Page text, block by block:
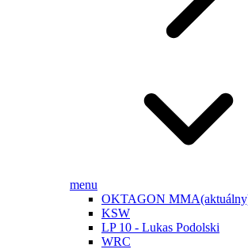
menu
OKTAGON MMA
KSW
LP 10 - Lukas Podolski
WRC